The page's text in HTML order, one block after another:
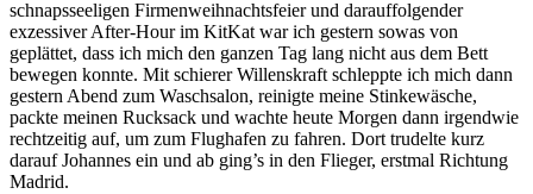
schnapsseeligen Firmenweihnachtsfeier und darauffolgender
exzessiver After-Hour im KitKat war ich gestern sowas von
geplättet, dass ich mich den ganzen Tag lang nicht aus dem Bett
bewegen konnte. Mit schierer Willenskraft schleppte ich mich dann
gestern Abend zum Waschsalon, reinigte meine Stinkewäsche,
packte meinen Rucksack und wachte heute Morgen dann irgendwie
rechtzeitig auf, um zum Flughafen zu fahren. Dort trudelte kurz
darauf Johannes ein und ab ging’s in den Flieger, erstmal Richtung
Madrid.